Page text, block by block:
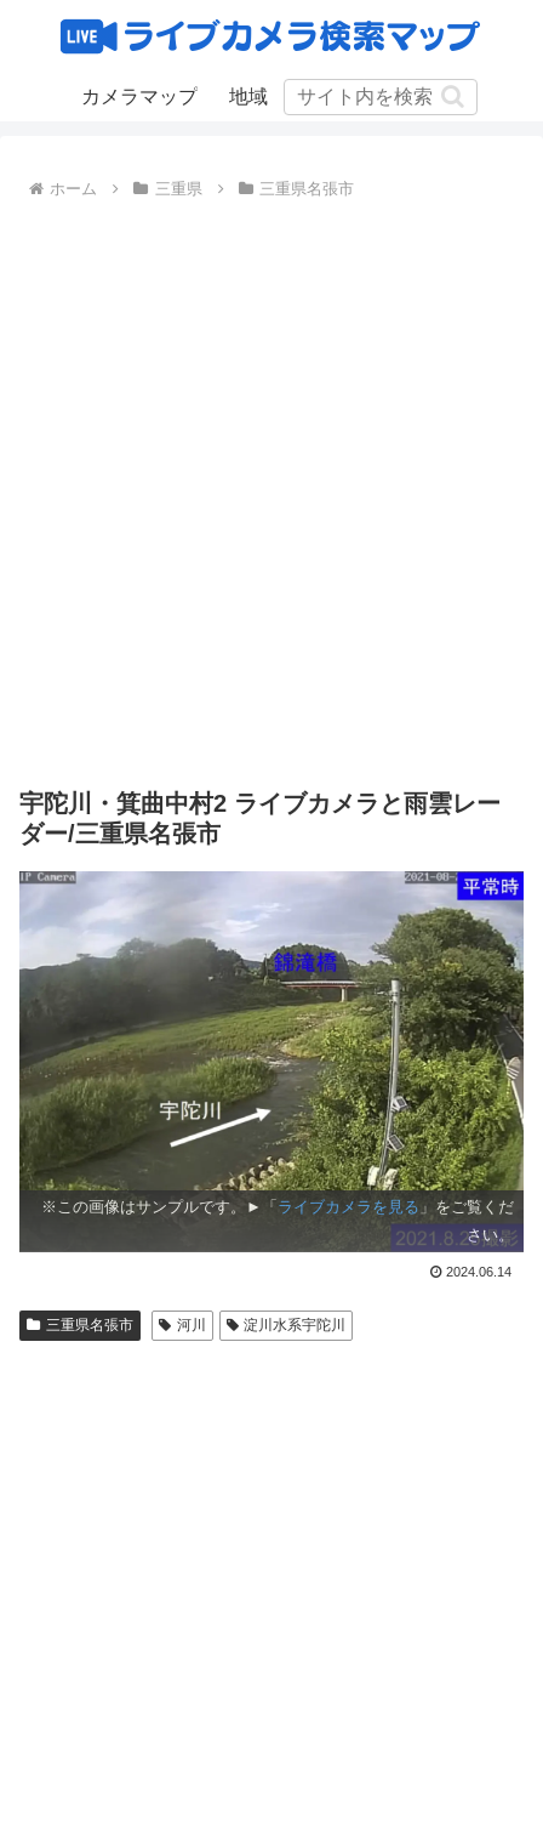
カメラマップ 地域
ホーム 三重県 三重県名張市
宇陀川・箕曲中村2 ライブカメラと雨雲レー
ダー/三重県名張市
※この画像はサンプルです。►「 ライブカメラを見る 」をご覧くだ
さい。
2024.06.14
三重県名張市 河川 淀川水系宇陀川